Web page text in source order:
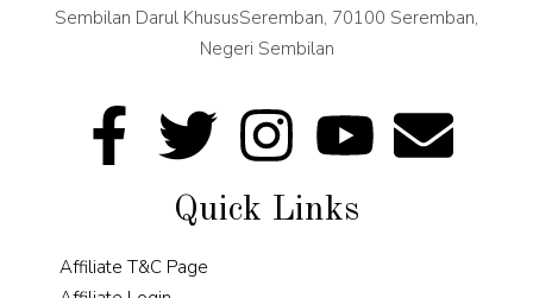
Sembilan Darul KhususSeremban, 70100 Seremban,
Negeri Sembilan
Quick Links
Affiliate T&C Page